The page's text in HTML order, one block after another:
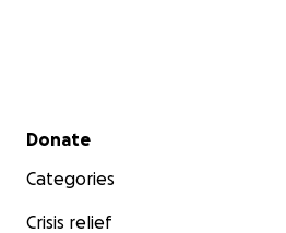
Secondary menu
Donate
Categories
Crisis relief